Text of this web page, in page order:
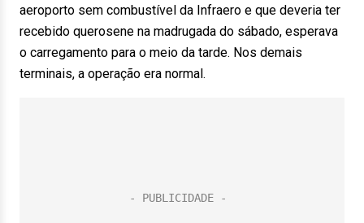
aeroporto sem combustível da Infraero e que deveria ter
recebido querosene na madrugada do sábado, esperava
o carregamento para o meio da tarde. Nos demais
terminais, a operação era normal.